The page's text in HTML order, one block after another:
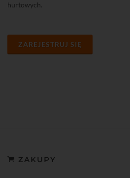
hurtowych.
ZAREJESTRUJ SIĘ
ZAKUPY